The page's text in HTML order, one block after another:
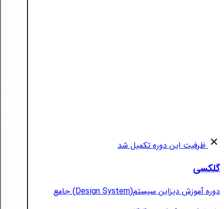
ظرفیت این دوره تکمیل شد
گلکسی
دوره آموزش دیزاین سیستم(Design System) جامع